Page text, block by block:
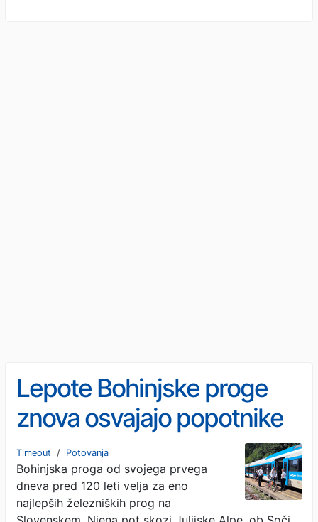
Lepote Bohinjske proge
znova osvajajo popotnike
in kolesarje
Timeout / Potovanja
Bohinjska proga od svojega prvega
dneva pred 120 leti velja za eno
najlepših železniških prog na